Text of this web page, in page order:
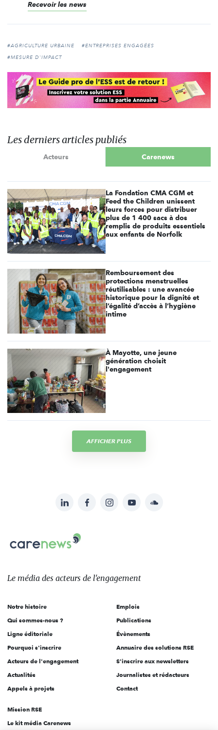
Recevoir les news
#AGRICULTURE URBAINE
#ENTREPRISES ENGAGÉES
#MESURE D'IMPACT
Les derniers articles publiés
Acteurs Carenews
La Fondation CMA CGM et
Feed the Children unissent
leurs forces pour distribuer
plus de 1 400 sacs à dos
remplis de produits essentiels
aux enfants de Norfolk
Remboursement des
protections menstruelles
réutilisables : une avancée
historique pour la dignité et
l’égalité d’accès à l’hygiène
intime
À Mayotte, une jeune
génération choisit
l'engagement
AFFICHER PLUS
sur:
LinkedInFacebookInstagramYouTubeSoundcloud
Carenews,
Le
des
l'engagement
Le média des acteurs de l'engagement
Notre histoire
Qui sommes-nous ?
Ligne éditoriale
Pourquoi s'inscrire
Acteurs de l'engagement
Actualités
Appels à projets
Emplois
Publications
Évènements
Annuaire des solutions RSE
S'inscrire aux newsletters
Journalistes et rédacteurs
Contact
Mission RSE
Le kit média Carenews